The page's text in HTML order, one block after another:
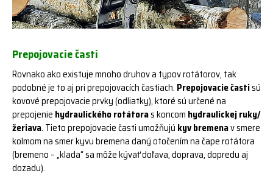
Prepojovacie časti
Rovnako ako existuje mnoho druhov a typov rotátorov, tak
podobné je to aj pri prepojovacích častiach. Prepojovacie častisú
kovové prepojovacie prvky (odliatky), ktoré sú určené na
prepojenie hydraulického rotátoras koncom hydraulickej ruky/
žeriava. Tieto prepojovacie časti umožňujú kyv bremenav smere
kolmom na smer kyvu bremena daný otočením na čape rotátora
(bremeno – „klada“ sa môže kývať doľava, doprava, dopredu aj
dozadu).